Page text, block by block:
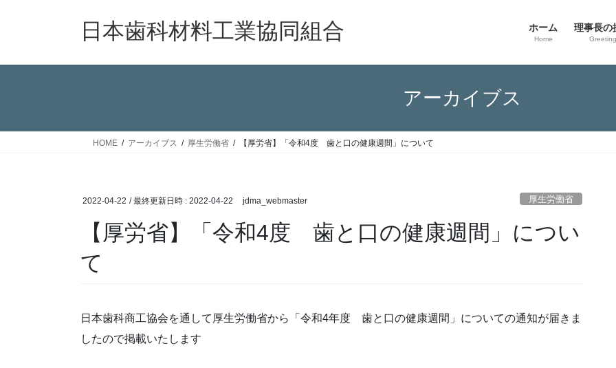
日本歯科材料工業協同組合 ホーム
Home
理事長の
Greeting
アーカイブス
HOME アーカイブス 厚生労働省 【厚労省】「令和4度 歯と口の健康週間」について
2022-04-22 / 最終更新日時 : 2022-04-22 jdma_webmaster 厚生労働省
【厚労省】「令和4度 歯と口の健康週間」につい
て
日本歯科商工協会を通して厚生労働省から「令和4年度 歯と口の健康週間」についての通知が届きま
したので掲載いたします